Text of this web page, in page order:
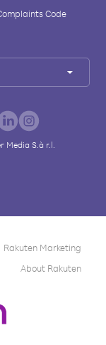
Code
Media S.à r.l.
Rakuten Marketing
About Rakuten